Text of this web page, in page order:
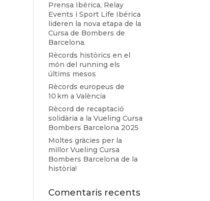
Prensa Ibérica, Relay
Events i Sport Life Ibérica
lideren la nova etapa de la
Cursa de Bombers de
Barcelona.
Rècords històrics en el
món del running els
últims mesos
Rècords europeus de
10 km a València
Rècord de recaptació
solidària a la Vueling Cursa
Bombers Barcelona 2025
Moltes gràcies per la
millor Vueling Cursa
Bombers Barcelona de la
història!
Comentaris recents